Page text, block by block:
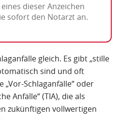
eines dieser Anzeichen
sofort den Notarzt an.
gleich. Es gibt „stille
sind und oft
Schlaganfälle“ oder
Anfälle“ (TIA), die als
zukünftigen vollwertigen